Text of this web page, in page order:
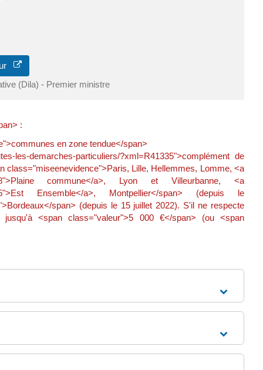
(Dila) - Premier ministre
:
en zone tendue</span>
les-demarches-particuliers/?xml=R41335">complément de
class="miseenevidence">Paris, Lille, Hellemmes, Lomme, <a
commune</a>, Lyon et Villeurbanne, <a
Ensemble</a>, Montpellier</span> (depuis le
span> (depuis le 15 juillet 2022). S'il ne respecte
<span class="valeur">5 000 €</span> (ou <span